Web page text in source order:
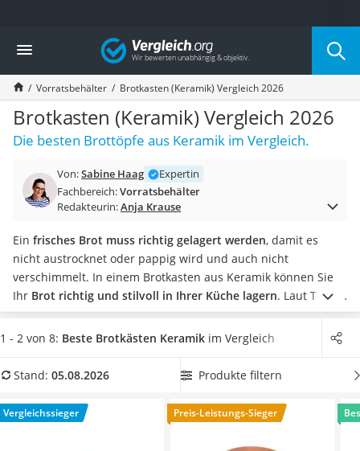
Die beliebtesten Vergleiche nach Kategorie
Haushalt
Wassersprudler
Zentralstaubsauger
Brotbackautomat
Wischroboter
Wäschespinne
Spülmaschinentabs
Akku-Staubsauger
AEG-Waschmaschine
Saug-Wisch-Roboter
Handstaubsauger
Milchaufschäumer
Kondenstrockner
Reiskocher
Tierhaarstaubsauger
Nespresso-Maschine
Messerschärfer
Vergleich
Vorratsbehälter Brotkasten (Keramik) Vergleich 2026
Brotkasten (Keramik) Vergleich 2026
Die besten Brottöpfe aus Keramik im Vergleich.
Von:Sabine Haag
Expertin
Fachbereich:Vorratsbehälter
Redakteurin:Anja Krause
Ein frisches Brot muss richtig gelagert werden, damit es
nicht austrocknet oder pappig wird und auch nicht
verschimmelt. In einem Brotkasten aus Keramik können Sie
Ihr Brot richtig und stilvoll in Ihrer Küche lagern. Laut Tests
im Internet sollte ein Brot nicht luftdicht aufbewahrt werden.
Möchten Sie Ihr Brot möglichst lange in einem Brotkasten aus
schimmelt? Dann suchen Sie sich einenKeramik-Brotkasten
Lüftungslöcher verfügt
. Überzeugt hat uns hier im August
2026 besonders das Modell
Töpferei Seifert Brottopf
1 - 2 von 8: Beste Brotkästen Keramik im Vergleich
Stand: 05.08.2026 Produkte filtern
Vergleichssieger Preis-Leistungs-Sieger